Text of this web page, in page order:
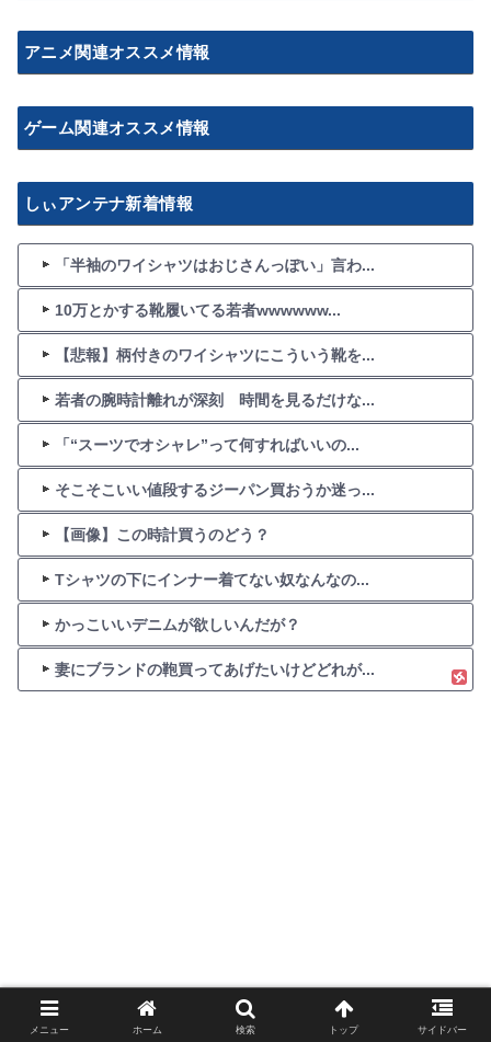
アニメ関連オススメ情報
ゲーム関連オススメ情報
しぃアンテナ新着情報
「半袖のワイシャツはおじさんっぽい」言わ...
10万とかする靴履いてる若者wwwwww...
【悲報】柄付きのワイシャツにこういう靴を...
若者の腕時計離れが深刻 時間を見るだけな...
「“スーツでオシャレ”って何すればいいの...
そこそこいい値段するジーパン買おうか迷っ...
【画像】この時計買うのどう？
Tシャツの下にインナー着てない奴なんなの...
かっこいいデニムが欲しいんだが？
妻にブランドの鞄買ってあげたいけどどれが...
メニュー ホーム 検索 トップ サイドバー